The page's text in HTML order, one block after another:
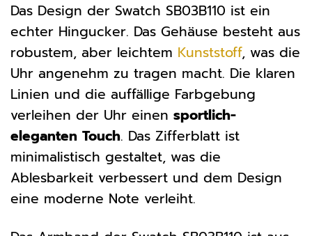
Das Design der Swatch SB03B110 ist ein
echter Hingucker. Das Gehäuse besteht aus
robustem, aber leichtem Kunststoff, was die
Uhr angenehm zu tragen macht. Die klaren
Linien und die auffällige Farbgebung
verleihen der Uhr einen sportlich-
eleganten Touch. Das Zifferblatt ist
minimalistisch gestaltet, was die
Ablesbarkeit verbessert und dem Design
eine moderne Note verleiht.